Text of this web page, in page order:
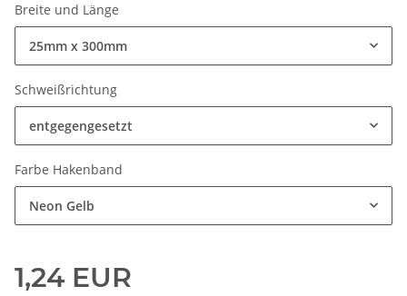
Breite und Länge
25mm x 300mm
Schweißrichtung
entgegengesetzt
Farbe Hakenband
Neon Gelb
1,24 EUR